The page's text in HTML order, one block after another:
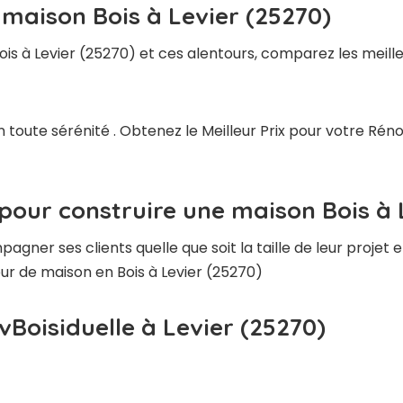
Bois à Levier (25270)
à Levier (25270) et ces alentours, comparez les
sérénité . Obtenez le Meilleur Prix pour votre
construire une maison Bois à
ses clients quelle que soit la taille de leur projet
de maison en Bois à Levier (25270)
à Levier (25270)